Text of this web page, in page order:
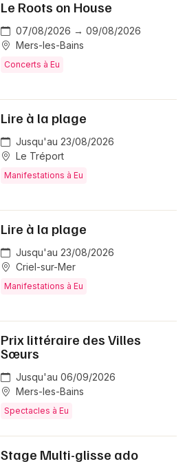
Le Roots on House
07/08/2026 → 09/08/2026
Mers-les-Bains
Concerts à Eu
Lire à la plage
Jusqu'au 23/08/2026
Le Tréport
Manifestations à Eu
Lire à la plage
Jusqu'au 23/08/2026
Criel-sur-Mer
Manifestations à Eu
Prix littéraire des Villes
Sœurs
Jusqu'au 06/09/2026
Mers-les-Bains
Spectacles à Eu
Stage Multi-glisse ado